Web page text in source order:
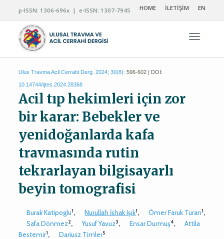
p-ISSN: 1306-696x | e-ISSN: 1307-7945 HOME İLETİŞİM EN
Ulus Travma Acil Cerrahi Derg. 2024; 30(8): 596-602 | DOI:
10.14744/tjtes.2024.28368
Acil tıp hekimleri için zor
bir karar: Bebekler ve
yenidoğanlarda kafa
travmasında rutin
tekrarlayan bilgisayarlı
beyin tomografisi
Burak Katipoglu1, Nurullah İshak Işık1, Ömer Faruk Turan1,
Safa Dönmez2, Yusuf Yavuz3, Ensar Durmuş4,
Attila
Bestemir1, Dariusz Timler5